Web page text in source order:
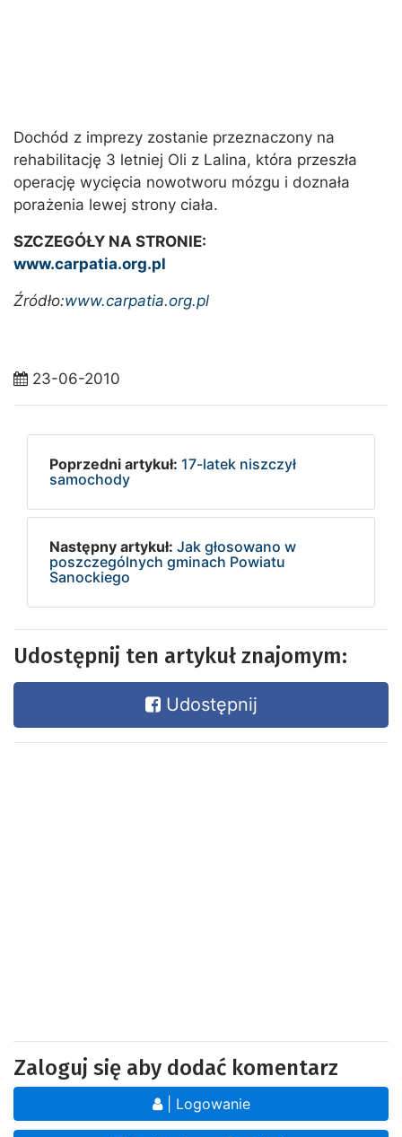
Dochód z imprezy zostanie przeznaczony na
rehabilitację 3 letniej Oli z Lalina, która przeszła
operację wycięcia nowotworu mózgu i doznała
porażenia lewej strony ciała.
SZCZEGÓŁY NA STRONIE:
www.carpatia.org.pl
Źródło:www.carpatia.org.pl
23-06-2010
Poprzedni artykuł: 17-latek niszczył
samochody
Następny artykuł: Jak głosowano w
poszczególnych gminach Powiatu
Sanockiego
Udostępnij ten artykuł znajomym:
Udostępnij
Zaloguj się aby dodać komentarz
| Logowanie